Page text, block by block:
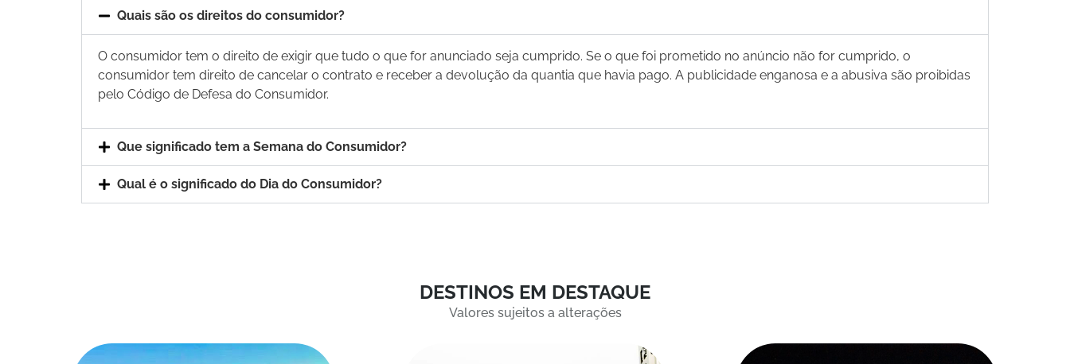
Quais são os direitos do consumidor?
O consumidor tem o direito de exigir que tudo o que for anunciado seja cumprido. Se o que foi prometido no anúncio não for cumprido, o
consumidor tem direito de cancelar o contrato e receber a devolução da quantia que havia pago. A publicidade enganosa e a abusiva são proibidas
pelo Código de Defesa do Consumidor.
Que significado tem a Semana do Consumidor?
Qual é o significado do Dia do Consumidor?
DESTINOS EM DESTAQUE
Valores sujeitos a alterações